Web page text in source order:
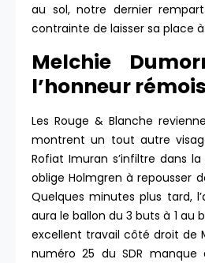
au sol, notre dernier
contrainte de laisser sa place
Melchie
l’honneur rémois
Les Rouge & Blanche
montrent un tout autre
Rofiat Imuran s’infiltre dans
oblige Holmgren à repousser
Quelques minutes plus tard,
aura le ballon du 3 buts à 1 au
excellent travail côté droit de
numéro 25 du SDR manque